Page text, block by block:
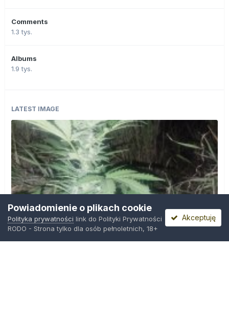
Comments
1.3 tys.
Albums
1.9 tys.
LATEST IMAGE
Powiadomienie o plikach cookie
Polityka prywatności link do Polityki Prywatności
RODO - Strona tylko dla osób pełnoletnich, 18+
Akceptuję